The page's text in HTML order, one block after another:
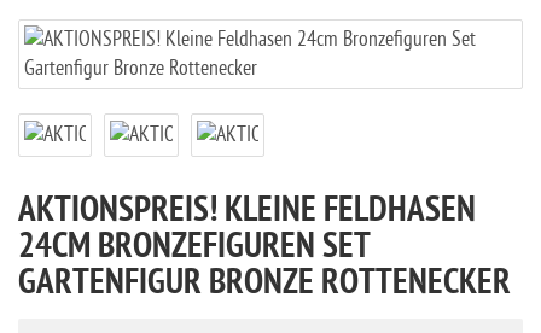
AKTIONSPREIS! KLEINE FELDHASEN
24CM BRONZEFIGUREN SET
GARTENFIGUR BRONZE ROTTENECKER